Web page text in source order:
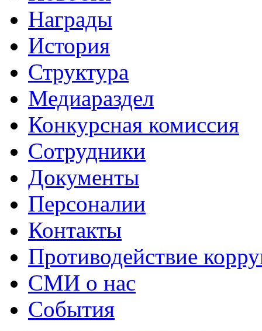
Награды
История
Структура
Медиараздел
Конкурсная комиссия
Сотрудники
Документы
Персоналии
Контакты
Противодействие
СМИ о нас
События